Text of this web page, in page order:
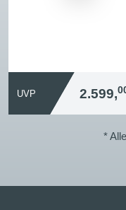
UVP 2.599,
*